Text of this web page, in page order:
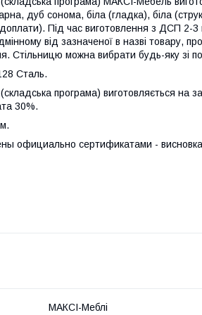
дуб сонома, біла (гладка), біла
Під час виготовлення з ДСП 2-3
від зазначеної в назві товару,
Стільницю можна вибрати будь-яку зі
Сталь.
програма) виготовляється на
30%.
официально сертификатами -
МАКСІ-Меблі